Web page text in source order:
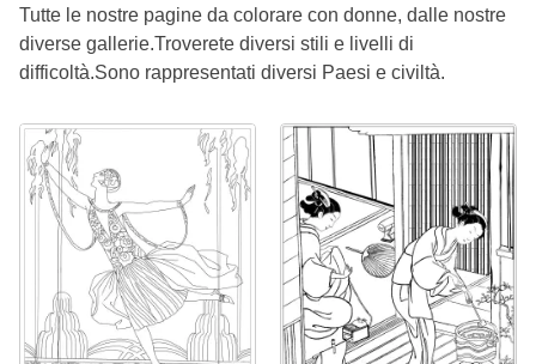
Tutte le nostre pagine da colorare con donne, dalle nostre
diverse gallerie.Troverete diversi stili e livelli di
difficoltà.Sono rappresentati diversi Paesi e civiltà.